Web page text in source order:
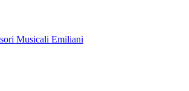
Musicali Emiliani